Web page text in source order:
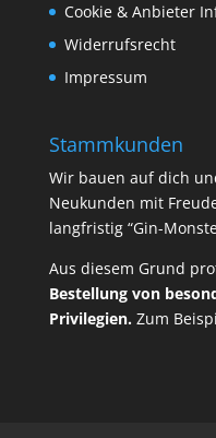
Cookie & Anbieter
Widerrufsrecht
Impressum
Stammkunden
Wir bauen auf dich
Neukunden mit
langfristig “Gin-
Aus diesem Grund
Bestellung von
Privilegien. Zum